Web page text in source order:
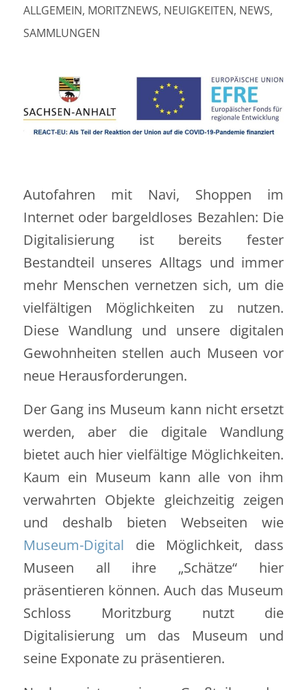
ALLGEMEIN, MORITZNEWS, NEUIGKEITEN, NEWS,
SAMMLUNGEN
Autofahren mit Navi, Shoppen im
Internet oder bargeldloses Bezahlen: Die
Digitalisierung ist bereits fester
Bestandteil unseres Alltags und immer
mehr Menschen vernetzen sich, um die
vielfältigen Möglichkeiten zu nutzen.
Diese Wandlung und unsere digitalen
Gewohnheiten stellen auch Museen vor
neue Herausforderungen.
Der Gang ins Museum kann nicht ersetzt
werden, aber die digitale Wandlung
bietet auch hier vielfältige Möglichkeiten.
Kaum ein Museum kann alle von ihm
verwahrten Objekte gleichzeitig zeigen
und deshalb bieten Webseiten wie
Museum-Digital die Möglichkeit, dass
Museen all ihre „Schätze“ hier
präsentieren können. Auch das Museum
Schloss Moritzburg nutzt die
Digitalisierung um das Museum und
seine Exponate zu präsentieren.